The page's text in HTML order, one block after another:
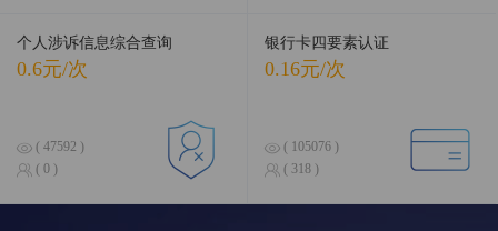
个人涉诉信息综合查询
0.6元/次
( 47592 )
( 0 )
银行卡四要素认证
0.16元/次
( 105076 )
( 318 )